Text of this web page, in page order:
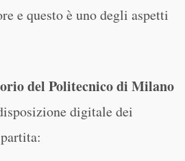
e questo è uno degli aspetti
del Politecnico di Milano
digitale dei